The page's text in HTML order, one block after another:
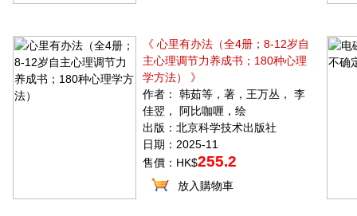
《 心里有办法（全4册；8-12岁自
主心理调节力养成书；180种心理
学方法） 》
作者： 韩茹等，著，王万丛， 李
佳翌， 阿比咖喱，绘
出版：北京科学技术出版社
日期：2025-11
售價：HK$255.2
放入購物車